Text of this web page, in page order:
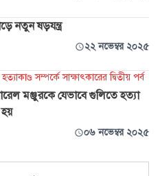
নতুন ষড়যন্ত্র
২২ নভেম্বর ২০২৫
সম্পর্কে সাক্ষাৎকারের দ্বিতীয় পর্ব
মঞ্জুরকে যেভাবে গুলিতে হত্যা
০৬ নভেম্বর ২০২৫